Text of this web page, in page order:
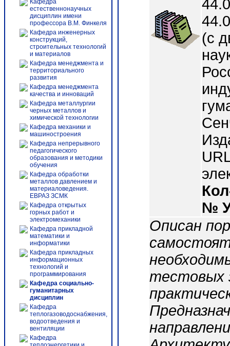
Кафедра
естественнонаучных
дисциплин имени
профессора В.М. Финкеля
Кафедра инженерных
конструкций,
строительных технологий
и материалов
Кафедра менеджмента и
территориального
развития
Кафедра менеджмента
качества и инноваций
Кафедра металлургии
черных металлов и
химической технологии
Кафедра механики и
машиностроения
Кафедра непрерывного
педагогического
образования и методики
обучения
Кафедра обработки
металлов давлением и
материаловедения.
ЕВРАЗ ЗСМК
Кафедра открытых
горных работ и
электромеханики
Кафедра прикладной
математики и
информатики
Кафедра прикладных
информационных
технологий и
программирования
Кафедра социально-
гуманитарных
дисциплин
Кафедра
теплогазоводоснабжения,
водоотведения и
вентиляции
Кафедра
(с
№
Описан
тестовых